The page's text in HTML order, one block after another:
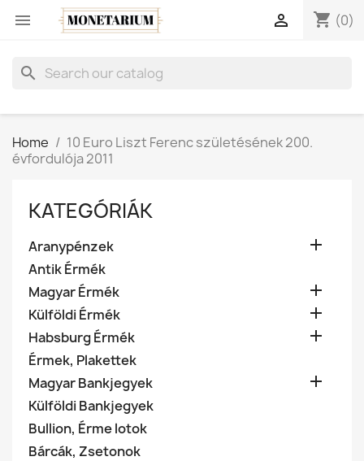
 shopping_cart (0)

search
Home
10 Euro Liszt Ferenc születésének 200.
évfordulója 2011
KATEGÓRIÁK
Aranypénzek 
Antik Érmék
Magyar Érmék

Külföldi Érmék 
Habsburg Érmék 
Érmek, Plakettek
Magyar Bankjegyek

Külföldi Bankjegyek
Bullion, Érme lotok
Bárcák, Zsetonok